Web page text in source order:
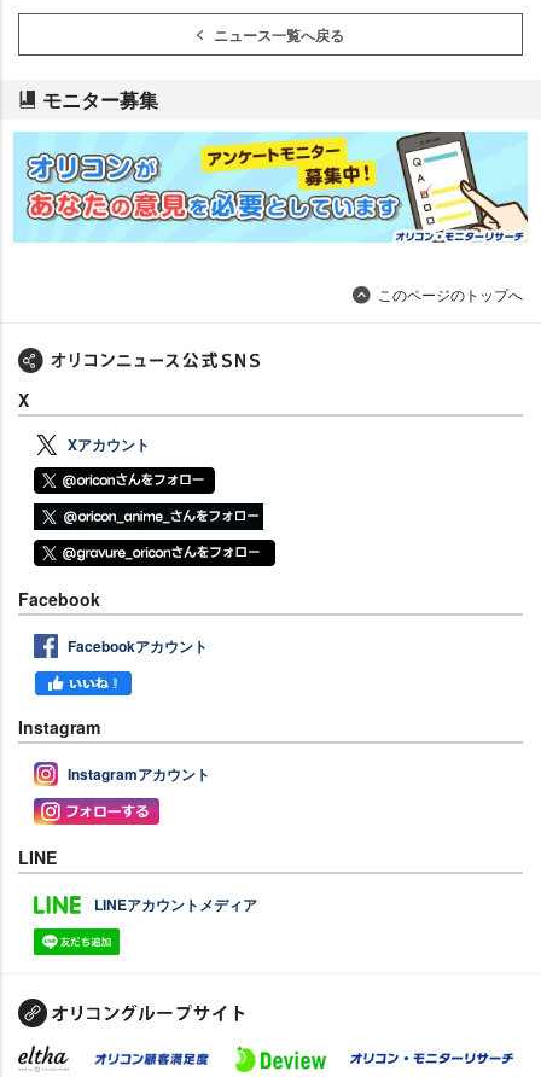
ニュース一覧へ戻る
モニター募集
このページのトップへ
X
Xアカウント
Facebook
Facebookアカウント
Instagram
Instagramアカウント
LINE
LINEアカウントメディア